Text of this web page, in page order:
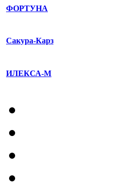
ФОРТУНА
Сакура-Карз
ИЛЕКСА-М